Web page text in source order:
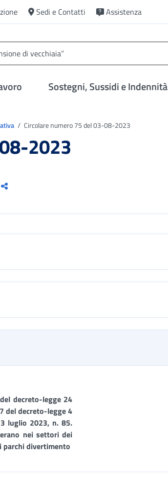
Sedi e Contatti Assistenza
Sostegni, Sussidi e Indennità
Circolare numero 75 del 03-08-2023
2023
decreto-legge 24
del decreto-legge 4
luglio 2023, n. 85.
nei settori dei
parchi divertimento